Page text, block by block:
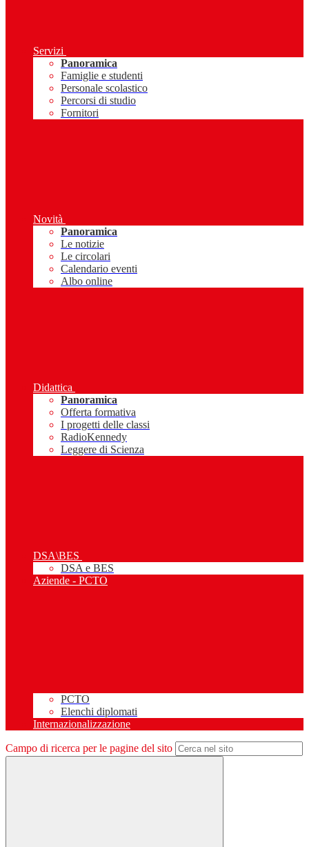
Servizi
Panoramica
Famiglie e studenti
Personale scolastico
Percorsi di studio
Fornitori
Novità
Panoramica
Le notizie
Le circolari
Calendario eventi
Albo online
Didattica
Panoramica
Offerta formativa
I progetti delle classi
RadioKennedy
Leggere di Scienza
DSA\BES
DSA e BES
Aziende - PCTO
PCTO
Elenchi diplomati
Internazionalizzazione
Campo di ricerca per le pagine del sito